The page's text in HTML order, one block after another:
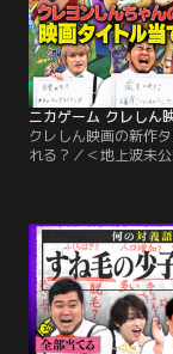
定する【ガクれんぼ
ワーUPした超難問も
続出！？
クレしん映画の新作
れる？／＜地上波未
ケムリのちょっと不
▼クレヨンしんちゃ
出題！今年の新作映
当てろ！